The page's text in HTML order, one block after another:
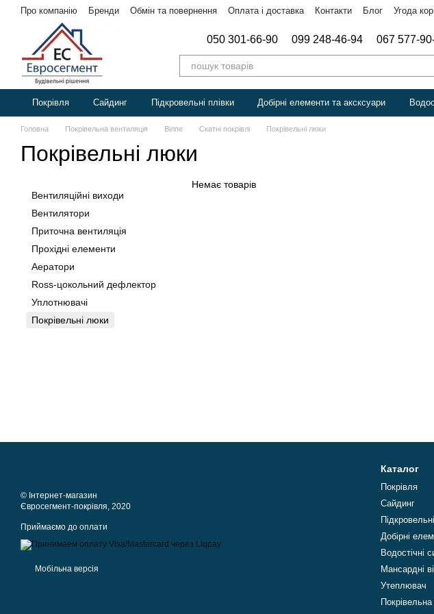
Перейти до основного контенту
Про компанію Бренди Обмін та повернення Оплата і доставка Контакти Блог Угода
050 301-66-90 099 248-46-94 067 577-
Покрівля Сайдинг Підкровельні плівки Добірні елементи та аксксуари
Головна Покрівельна вентиляція Вілпе Скатні покрівлі Покрівельні люки
Покрівельні люки
Немає товарів
Вентиляційні виходи
Вентилятори
Приточна вентиляція
Прохідні елементи
Аератори
Ross-цокольний дефлектор
Уплотнювачі
Покрівельні люки
© Інтернет-магазин
Євросегмент-покрівля, 2020
Приймаємо до оплати
Мобільна версія
Каталог
Покрівля
Сайдинг
Добірні
Водостічні
Мансардні
Утеплювач